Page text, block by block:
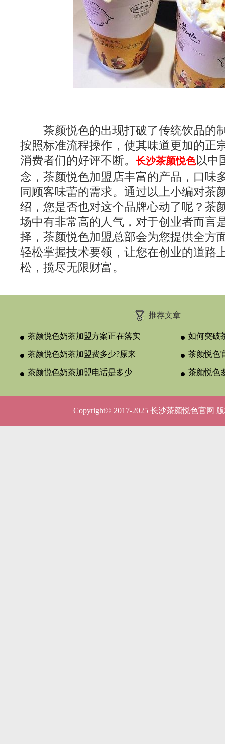
茶颜悦色的出现打破了传统饮品的
按照标准流程操作，使其味道更加的正
消费者们的好评不断。 长沙茶颜悦色以中
念，茶颜悦色加盟店丰富的产品，口味
同顾客味蕾的需求。通过以上小编对茶
绍，您是否也对这个品牌心动了呢？茶
场中有非常高的人气，对于创业者而言
择，茶颜悦色加盟总部会为您提供全方
轻松掌握技术要领，让您在创业的道路
松，揽尽无限财富。
推荐文章
茶颜悦色奶茶加盟方案正在落实 如何突破
颈？
茶颜悦色奶茶加盟费多少?原来
与合作类型
茶颜悦色
晚吗？
茶颜悦色奶茶加盟电话是多少 茶颜悦色
Copyright© 2017-2025 长沙茶颜悦色官网